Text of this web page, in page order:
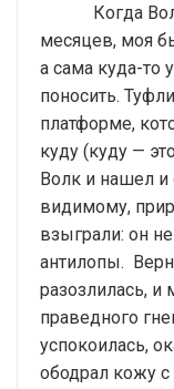
Когда
месяцев, моя
а сама куда-то
поносить.
платформе,
куду (куду —
Волк и нашел и
видимому,
взыграли: он
антилопы.
разозлилась, и
праведного
успокоилась,
ободрал кожу